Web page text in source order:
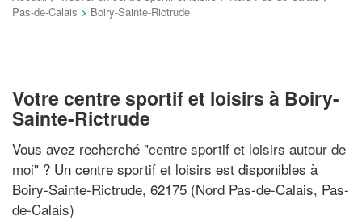
Pas-de-Calais > Boiry-Sainte-Rictrude
Votre centre sportif et loisirs à Boiry-
Sainte-Rictrude
Vous avez recherché "centre sportif et loisirs autour de
moi" ? Un centre sportif et loisirs est disponibles à
Boiry-Sainte-Rictrude, 62175 (Nord Pas-de-Calais, Pas-
de-Calais)